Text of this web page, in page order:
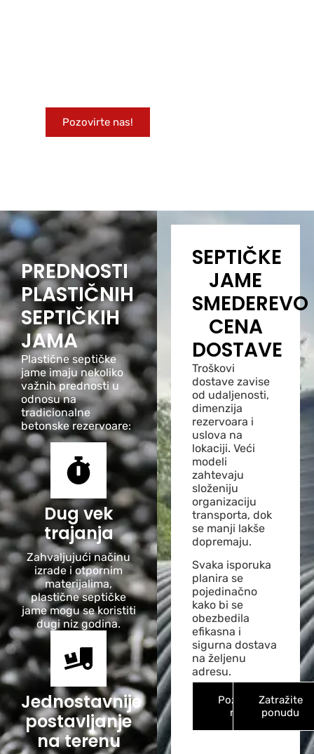
Pozovirte nas!
PREDNOSTI
PLASTIČNIH
SEPTIČKIH
JAMA
Plastične septičke
jame imaju nekoliko
važnih prednosti u
odnosu na
tradicionalne
betonske rezervoare:
Dug vek
trajanja
Zahvaljujući načinu
izrade i otpornim
materijalima,
plastične septičke
jame mogu se koristiti
dugi niz godina.
Jednostavnije
postavljanje
na terenu
SEPTIČKE
JAME
SMEDEREVO
CENA
DOSTAVE
Troškovi
dostave zavise
od udaljenosti,
dimenzija
rezervoara i
uslova na
lokaciji. Veći
modeli
zahtevaju
složeniju
organizaciju
transporta, dok
se manji lakše
dopremaju.
Svaka isporuka
planira se
pojedinačno
kako bi se
obezbedila
efikasna i
sigurna dostava
na željenu
adresu.
Pozovite
nas!
Zatražite
ponudu